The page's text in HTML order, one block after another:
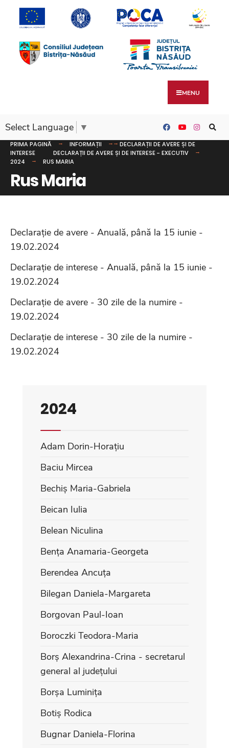
MENU
Select Language ▼
PRIMA PAGINĂ INFORMAȚII
DECLARAȚII DE AVERE ȘI DE
INTERESE
DECLARAȚII DE AVERE ȘI DE INTERESE - EXECUTIV
2024
RUS MARIA
Rus Maria
Declarație de avere - Anuală, până la 15 iunie -
19.02.2024
Declarație de interese - Anuală, până la 15 iunie -
19.02.2024
Declarație de avere - 30 zile de la numire -
19.02.2024
Declarație de interese - 30 zile de la numire -
19.02.2024
2024
Adam Dorin-Horațiu
Baciu Mircea
Bechiș Maria-Gabriela
Beican Iulia
Belean Niculina
Bența Anamaria-Georgeta
Berendea Ancuța
Bilegan Daniela-Margareta
Borgovan Paul-Ioan
Boroczki Teodora-Maria
Borș Alexandrina-Crina - secretarul
general al județului
Borșa Luminița
Botiș Rodica
Bugnar Daniela-Florina